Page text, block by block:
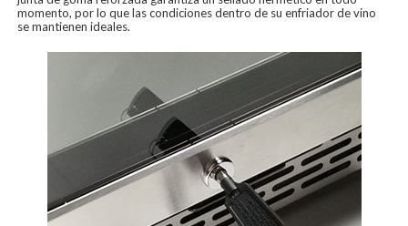
momento, por lo que las condiciones dentro de su enfriador de vino
se mantienen ideales.